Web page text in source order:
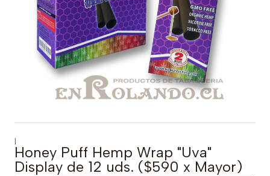
|
Honey Puff Hemp Wrap "Uva"
Display de 12 uds. ($590 x Mayor)